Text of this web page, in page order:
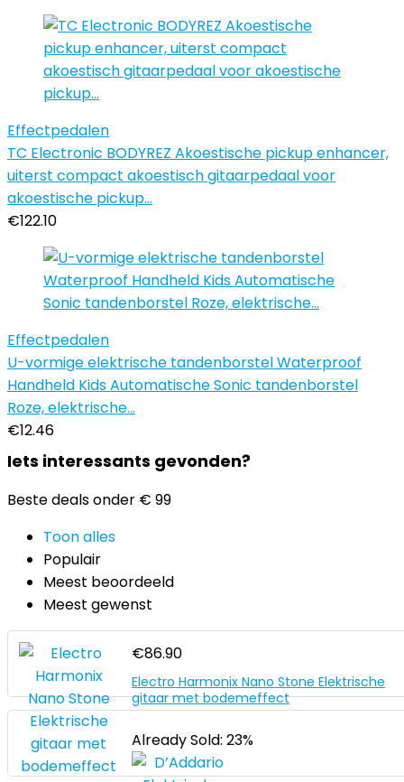
Effectpedalen
TC Electronic BODYREZ Akoestische pickup enhancer,
uiterst compact akoestisch gitaarpedaal voor
akoestische pickup…
€122.10
Effectpedalen
U-vormige elektrische tandenborstel Waterproof
Handheld Kids Automatische Sonic tandenborstel
Roze, elektrische…
€12.46
Iets interessants gevonden?
Beste deals onder € 99
Toon alles
Populair
Meest beoordeeld
Meest gewenst
€86.90
Electro Harmonix Nano Stone Elektrische
gitaar met bodemeffect
Already Sold: 23%